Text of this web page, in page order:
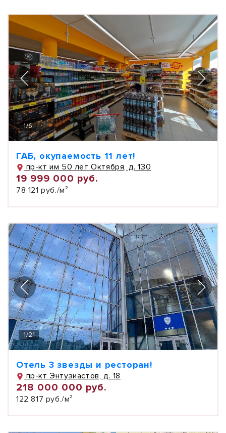
1/6
ГАБ, окупаемость 11 лет!
пр-кт им 50 лет Октября, д. 130
19 999 000 руб.
78 121 руб./м²
1/21
Отель 3 звезды и ресторан!
пр-кт Энтузиастов, д. 18
218 000 000 руб.
122 817 руб./м²